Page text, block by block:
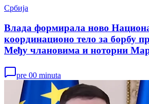
Србија
Влада формирала ново
координационо тело за борбу
Међу члановима и ноторни
pre 00 minuta